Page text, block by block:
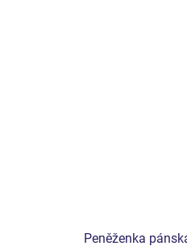
Peněženka